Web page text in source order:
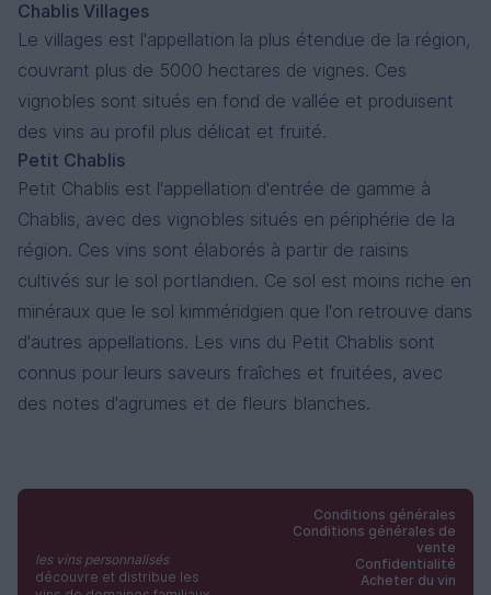
Chablis Villages
Le villages est l'appellation la plus étendue de la région,
couvrant plus de 5000 hectares de vignes. Ces
vignobles sont situés en fond de vallée et produisent
des vins au profil plus délicat et fruité.
Petit Chablis
Petit Chablis est l'appellation d'entrée de gamme à
Chablis, avec des vignobles situés en périphérie de la
région. Ces vins sont élaborés à partir de raisins
cultivés sur le sol portlandien. Ce sol est moins riche en
minéraux que le sol kimméridgien que l'on retrouve dans
d'autres appellations. Les vins du Petit Chablis sont
connus pour leurs saveurs fraîches et fruitées, avec
des notes d'agrumes et de fleurs blanches.
les vins personnalisés
découvre et distribue les
Conditions générales
Conditions générales de
vente
Confidentialité
Acheter du vin